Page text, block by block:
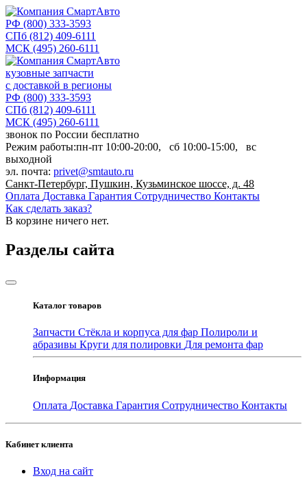
РФ (800) 333-3593
СПб (812) 409-6111
МСК (495) 260-6111
кузовные запчасти
с доставкой в регионы
РФ (800) 333-3593
СПб (812) 409-6111
МСК (495) 260-6111
звонок по России бесплатно
Режим работы:пн-пт 10:00-20:00, сб 10:00-15:00, вс
выходной
эл. почта: privet@smtauto.ru
Санкт-Петербург, Пушкин, Кузьминское шоссе, д. 48
Оплата Доставка Гарантия Сотрудничество Контакты
Как сделать заказ?
В корзине ничего нет.
Разделы сайта
Каталог товаров
Запчасти Стёкла и корпуса для фар Полироли и
абразивы Круги для полировки Для ремонта фар
Информация
Оплата Доставка Гарантия Сотрудничество Контакты
Кабинет клиента
Вход на сайт